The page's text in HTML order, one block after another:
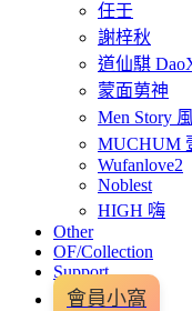
任壬
謝梓秋
道仙騏
蒙面莮神
Men Story
MUCHUM
Wufanlove2
Noblest
HIGH 嗨
Other
OF/Collection
Support
會員小窩